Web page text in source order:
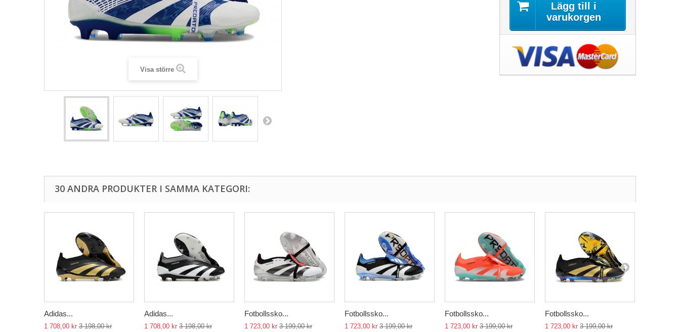
Visa större
Lägg till i
varukorgen
30 ANDRA PRODUKTER I SAMMA KATEGORI:
Adidas...
1 708,00 kr 3 198,00 kr
Adidas...
1 708,00 kr 3 198,00 kr
Fotbollssko...
1 723,00 kr 3 199,00 kr
Fotbollssko...
1 723,00 kr 3 199,00 kr
Fotbollssko...
1 723,00 kr 3 199,00 kr
Fotbollssko...
1 723,00 kr 3 199,00 kr